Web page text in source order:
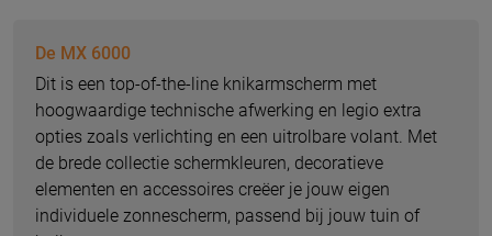
De MX 6000
Dit is een top-of-the-line knikarmscherm met
hoogwaardige technische afwerking en legio extra
opties zoals verlichting en een uitrolbare volant. Met
de brede collectie schermkleuren, decoratieve
elementen en accessoires creëer je jouw eigen
individuele zonnescherm, passend bij jouw tuin of